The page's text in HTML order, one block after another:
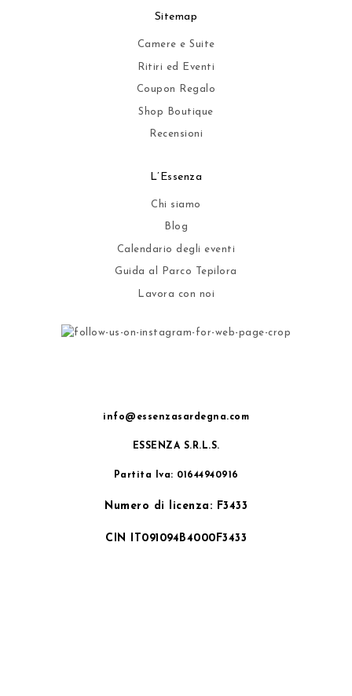
Sitemap
Camere e Suite
Ritiri ed Eventi
Coupon Regalo
Shop Boutique
Recensioni
L’Essenza
Chi siamo
Blog
Calendario degli eventi
Guida al Parco Tepilora
Lavora con noi
info@essenzasardegna.com
ESSENZA S.R.L.S.
Partita Iva: 01644940916
Numero di licenza: F3433
CIN IT091094B4000F3433